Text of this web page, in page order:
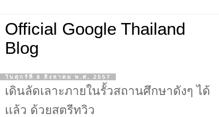
Official Google Thailand
Blog
วันศุกร์ที่ 8 สิงหาคม พ.ศ. 2557
เดินลัดเลาะภายในรั้วสถานศึกษาดังๆ ได้
เเล้ว ด้วยสตรีทวิว